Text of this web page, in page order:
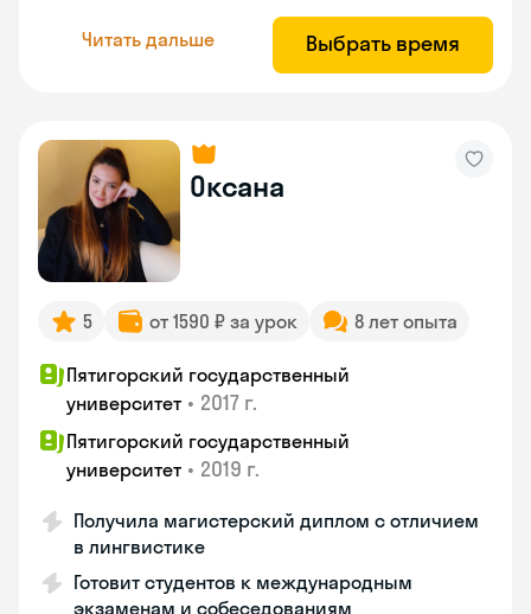
Читать дальше Выбрать время
Оксана
5 от 1590 ₽ за урок 8 лет опыта
Пятигорский государственный
университет • 2017 г.
Пятигорский государственный
университет • 2019 г.
Получила магистерский диплом с отличием
в лингвистике
Готовит студентов к международным
экзаменам и собеседованиям